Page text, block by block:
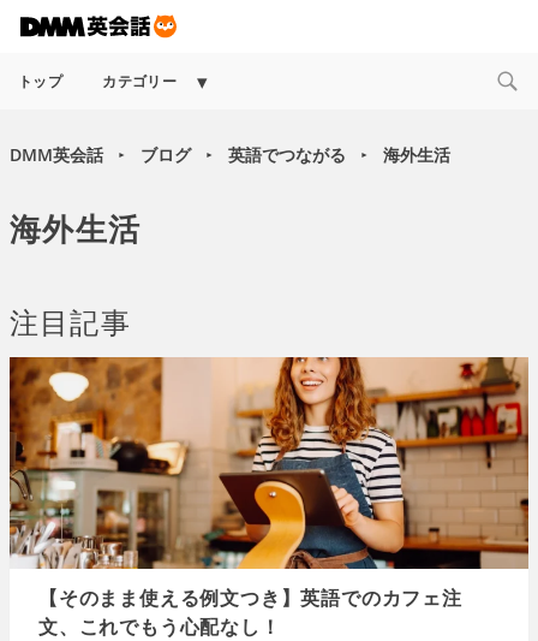
トップ カテゴリー
DMM英会話 ► ブログ ► 英語でつながる ► 海外生活
海外生活
注目記事
【そのまま使える例文つき】英語でのカフェ注
文、これでもう心配なし！